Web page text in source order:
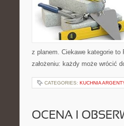
z planem. Ciekawe kategorie
założeniu: każdy może wrócić
CATEGORIES: KUCHNIA
OCENA I